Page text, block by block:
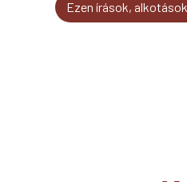
Ezen írások,